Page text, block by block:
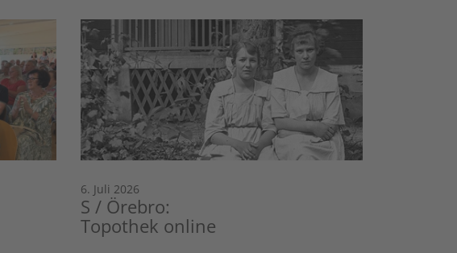
6. Juli 2026
S / Örebro:
Topothek online